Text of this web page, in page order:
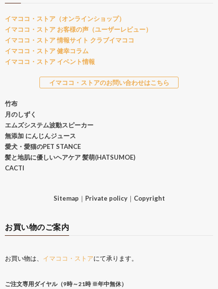
イマココ・ストア（オンラインショップ）
イマココ・ストア お客様の声（ユーザーレビュー）
イマココ・ストア 情報サイト クラブイマココ
イマココ・ストア 健幸コラム
イマココ・ストア イベント情報
イマココ・ストアのお問い合わせはこちら
竹布
月のしずく
エムズシステム波動スピーカー
無添加 にんじんジュース
愛犬・愛猫のPET STANCE
髪と地肌に優しいヘアケア 髪萌(HATSUMOE)
CACTI
Sitemap ｜ Private policy｜ Copyright
お買い物のご案内
お買い物は、 イマココ・ストアにて承ります。
ご注文専用ダイヤル（9時～21時 ※年中無休）